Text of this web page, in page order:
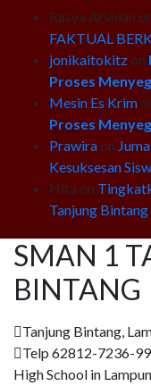
Rasya Arvhian
FAKTUAL
jonikaitokitz on
Proses
Mesin Es Krim
Proses
Prawira on
Kesuksesan
Nita on
Tanjung
SMAN 1
BINTANG
Tanjung Bintang,
Telp 62812-7236-
High School in